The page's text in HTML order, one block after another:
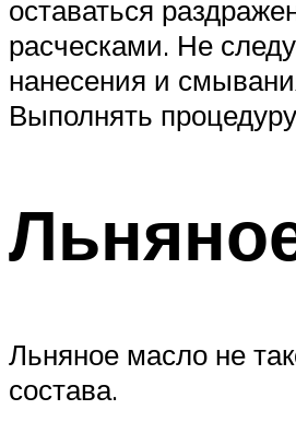
оставаться
расческами. Не
нанесения и
Выполнять
Льняное масло не
состава.